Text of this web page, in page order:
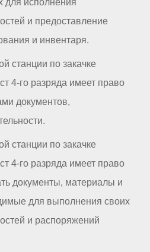
для исполнения
и предоставление
и инвентаря.
станции по закачке
4-го разряда имеет право
документов,
станции по закачке
4-го разряда имеет право
документы, материалы и
для выполнения своих
и распоряжений